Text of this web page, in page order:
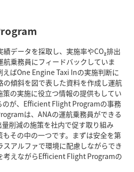
データを採取し、実施率やCO₂排出
乗務員にフィードバックしていま
えばOne Engine Taxi Inの実施判断に
傾斜を図で表した資料を作成し運航
の実施に役立つ情報の提供もしてい
のが、Efficient Flight Programの事務
は、ANAの運航乗務員ができる
削減の施策を社内で促す取り組み
その中の一つです。まずは安全を第
アルファで環境に配慮しながらでき
考えながらEfficient Flight Programの